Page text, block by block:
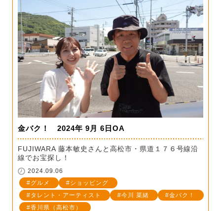
金バク！ 2024年 9月 6日OA
FUJIWARA 藤本敏史さんと高松市・県道１７６号線沿
線でお宝探し！
2024.09.06
グルメ
ショッピング
タレント・アーティスト
今川 菜緒
金バク！
香川県（高松市）